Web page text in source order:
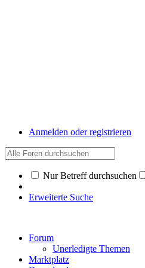
Anmelden oder registrieren
Nur Betreff durchsuchen
Erweiterte Suche
Forum
Unerledigte Themen
Marktplatz